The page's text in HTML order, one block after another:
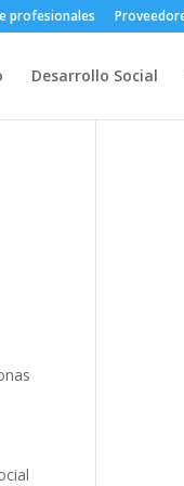
profesionales
Desarrollo Social